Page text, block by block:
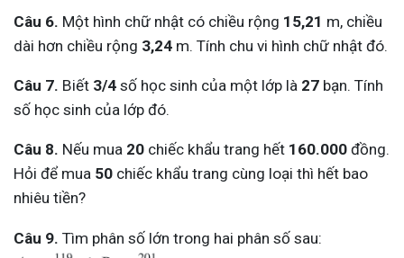
Câu 6. Một hình chữ nhật có chiều rộng 15,21 m, chiều
dài hơn chiều rộng 3,24 m. Tính chu vi hình chữ nhật đó.
Câu 7. Biết 3/4 số học sinh của một lớp là 27 bạn. Tính
số học sinh của lớp đó.
Câu 8. Nếu mua 20 chiếc khẩu trang hết 160.000 đồng.
Hỏi để mua 50 chiếc khẩu trang cùng loại thì hết bao
nhiêu tiền?
Câu 9. Tìm phân số lớn trong hai phân số sau: